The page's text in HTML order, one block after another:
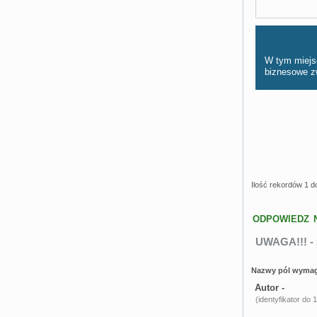
W tym
biznesowe
Ilość rekordów 1
ODPOWIEDZ
UWAGA!!!
Nazwy pól
Autor -
(identyfikator do